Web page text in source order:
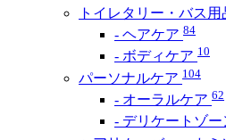
トイレタリー・バス用
- ヘアケア 84
- ボディケア 10
パーソナルケア 104
- オーラルケア 62
- デリケートゾ